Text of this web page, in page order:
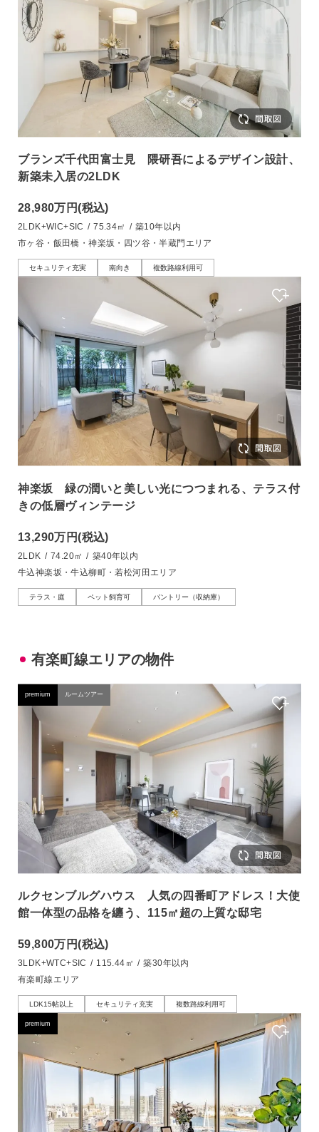
ブランズ千代田富士見 隈研吾によるデザイン設計、
新築未入居の2LDK
28,980万円(税込)
2LDK+WIC+SIC / 75.34㎡ / 築10年以内
市ヶ谷・飯田橋・神楽坂・四ツ谷・半蔵門エリア
セキュリティ充実 南向き 複数路線利用可
神楽坂 緑の潤いと美しい光につつまれる、テラス付
きの低層ヴィンテージ
13,290万円(税込)
2LDK / 74.20㎡ / 築40年以内
牛込神楽坂・牛込柳町・若松河田エリア
テラス・庭 ペット飼育可 パントリー（収納庫）
有楽町線エリアの物件
premium ルームツアー
ルクセンブルグハウス 人気の四番町アドレス！大使
館一体型の品格を纏う、115㎡超の上質な邸宅
59,800万円(税込)
3LDK+WTC+SIC / 115.44㎡ / 築30年以内
有楽町線エリア
LDK15帖以上 セキュリティ充実 複数路線利用可
premium